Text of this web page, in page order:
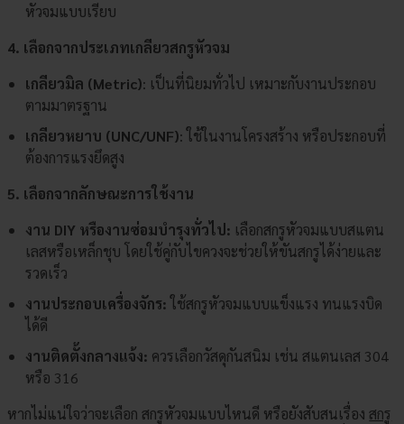
หัวจมแบบเรียบ
4. เลือกจากประเภทเกลียวสกรูหัวจม
เกลียวมิล (Metric): เป็นที่นิยมทั่วไป เหมาะกับงานประกอบ
ตามมาตรฐาน
เกลียวหยาบ (UNC/UNF): ใช้ในงานโครงสร้าง หรือประกอบที่
ต้องการแรงยึดสูง
5. เลือกจากลักษณะการใช้งาน
งาน DIY หรืองานซ่อมบำรุงทั่วไป: เลือกสกรูหัวจมแบบสแตน
เลสหรือเหล็กชุบ โดยใช้คู่กับไขควงจะช่วยให้ขันสกรูได้ง่ายและ
รวดเร็ว
งานประกอบเครื่องจักร:ใช้สกรูหัวจมแบบแข็งแรง ทนแรงบิด
ได้ดี
งานติดตั้งกลางแจ้ง: ควรเลือกวัสดุกันสนิม เช่น สแตนเลส 304
หรือ 316
หากไม่แน่ใจว่าจะเลือก สกรูหัวจมแบบไหนดี หรือยังสับสนเรื่องสกรู